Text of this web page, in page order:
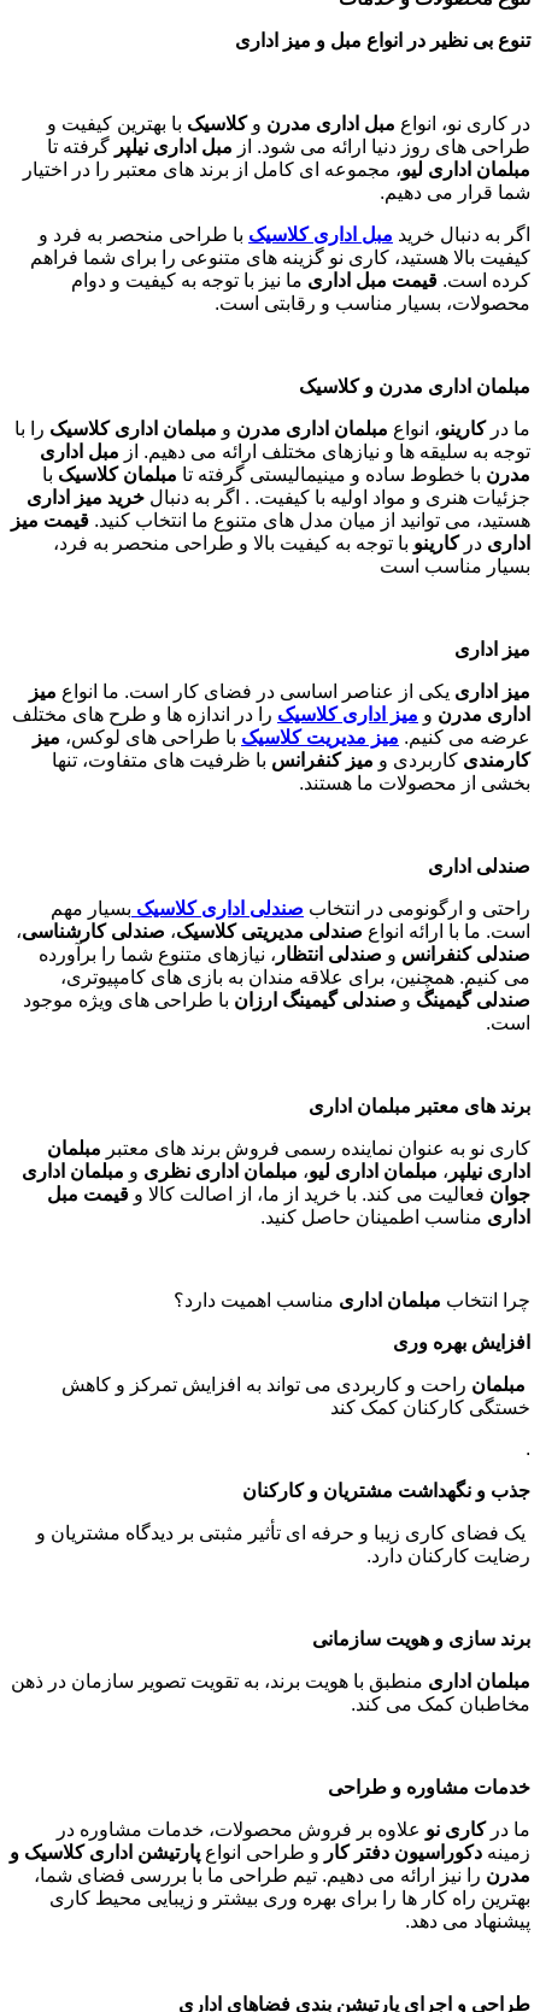
تنوع بی نظیر در انواع مبل و میز اداری
در کاری نو، انواع مبل اداری مدرن وکلاسیک با بهترین کیفیت و
طراحی های روز دنیا ارائه می شود. از مبل اداری نیلپر گرفته تا
مبلمان اداری لیو، مجموعه ای کامل از برند های معتبر را در اختیار
شما قرار می دهیم.
اگر به دنبال خرید مبل اداری کلاسیک با طراحی منحصر به فرد و
کیفیت بالا هستید، کاری نو گزینه های متنوعی را برای شما فراهم
کرده است. قیمت مبل اداری ما نیز با توجه به کیفیت و دوام
محصولات، بسیار مناسب و رقابتی است.
مبلمان اداری مدرن و کلاسیک
ما درکارینو، انواع مبلمان اداری مدرن و مبلمان اداری کلاسیک را با
توجه به سلیقه ها و نیازهای مختلف ارائه می دهیم. از مبل اداری
مدرن با خطوط ساده و مینیمالیستی گرفته تا مبلمان کلاسیک با
جزئیات هنری و مواد اولیه با کیفیت. . اگر به دنبال خرید میز اداری
هستید، می توانید از میان مدل های متنوع ما انتخاب کنید. قیمت میز
اداری درکارینو با توجه به کیفیت بالا و طراحی منحصر به فرد،
بسیار مناسب است
میز اداری
میز اداری یکی از عناصر اساسی در فضای کار است. ما انواع میز
اداری مدرن و میز اداری کلاسیک را در اندازه ها و طرح های مختلف
عرضه می کنیم. میز مدیریت کلاسیک با طراحی های لوکس، میز
کارمندی کاربردی و میز کنفرانس با ظرفیت های متفاوت، تنها
بخشی از محصولات ما هستند.
صندلی اداری
راحتی و ارگونومی در انتخاب صندلی اداری کلاسیک بسیار مهم
است. ما با ارائه انواع صندلی مدیریتی کلاسیک، صندلی کارشناسی،
صندلی کنفرانس و صندلی انتظار ، نیازهای متنوع شما را برآورده
می کنیم. همچنین، برای علاقه مندان به بازی های کامپیوتری،
صندلی گیمینگ و صندلی گیمینگ ارزان با طراحی های ویژه موجود
است.
برند های معتبر مبلمان اداری
کاری نو به عنوان نماینده رسمی فروش برند های معتبر مبلمان
اداری نیلپر ، مبلمان اداری لیو، مبلمان اداری نظری و مبلمان اداری
جوان فعالیت می کند. با خرید از ما، از اصالت کالا و قیمت مبل
اداری مناسب اطمینان حاصل کنید.
چرا انتخاب مبلمان اداری مناسب اهمیت دارد؟
افزایش بهره وری
مبلمان راحت و کاربردی می تواند به افزایش تمرکز و کاهش
خستگی کارکنان کمک کند
.
جذب و نگهداشت مشتریان و کارکنان
یک فضای کاری زیبا و حرفه ای تأثیر مثبتی بر دیدگاه مشتریان و
رضایت کارکنان دارد.
برند سازی و هویت سازمانی
مبلمان اداری منطبق با هویت برند، به تقویت تصویر سازمان در ذهن
مخاطبان کمک می کند.
خدمات مشاوره و طراحی
ما درکاری نو علاوه بر فروش محصولات، خدمات مشاوره در
زمینه دکوراسیون دفتر کار و طراحی انواع پارتیشن اداری کلاسیک و
مدرن را نیز ارائه می دهیم. تیم طراحی ما با بررسی فضای شما،
بهترین راه کار ها را برای بهره وری بیشتر و زیبایی محیط کاری
پیشنهاد می دهد.
طراحی و اجرای پارتیشن بندی فضاهای اداری